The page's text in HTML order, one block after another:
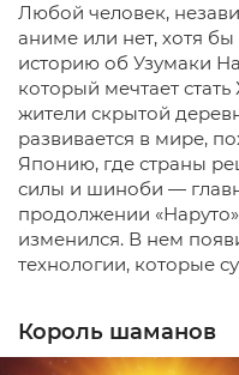
Любой человек,
аниме или нет, хотя
историю об Узумаки
который мечтает
жители скрытой
развивается в мире,
Японию, где страны
силы и шиноби —
продолжении
изменился. В нем
технологии, которые
Король шаманов